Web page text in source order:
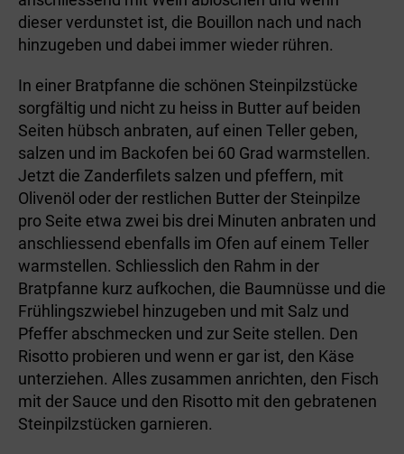
dieser verdunstet ist, die Bouillon nach und nach
hinzugeben und dabei immer wieder rühren.
In einer Bratpfanne die schönen Steinpilzstücke
sorgfältig und nicht zu heiss in Butter auf beiden
Seiten hübsch anbraten, auf einen Teller geben,
salzen und im Backofen bei 60 Grad warmstellen.
Jetzt die Zanderfilets salzen und pfeffern, mit
Olivenöl oder der restlichen Butter der Steinpilze
pro Seite etwa zwei bis drei Minuten anbraten und
anschliessend ebenfalls im Ofen auf einem Teller
warmstellen. Schliesslich den Rahm in der
Bratpfanne kurz aufkochen, die Baumnüsse und die
Frühlingszwiebel hinzugeben und mit Salz und
Pfeffer abschmecken und zur Seite stellen. Den
Risotto probieren und wenn er gar ist, den Käse
unterziehen. Alles zusammen anrichten, den Fisch
mit der Sauce und den Risotto mit den gebratenen
Steinpilzstücken garnieren.